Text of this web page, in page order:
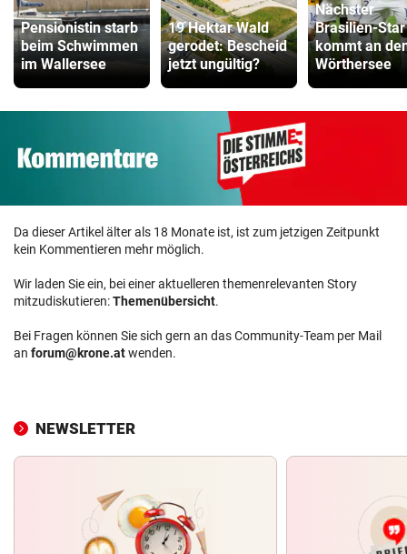
Pensionistin starb
beim Schwimmen
im Wallersee
19 Hektar Wald
gerodet: Bescheid
jetzt ungültig?
Nächster
Brasilien-Star
kommt an
Wörthersee
Da dieser Artikel älter als 18 Monate ist, ist zum jetzigen Zeitpunkt
kein Kommentieren mehr möglich.
Wir laden Sie ein, bei einer aktuelleren themenrelevanten Story
mitzudiskutieren:Themenübersicht.
Bei Fragen können Sie sich gern an das Community-Team per Mail
an forum@krone.atwenden.
NEWSLETTER